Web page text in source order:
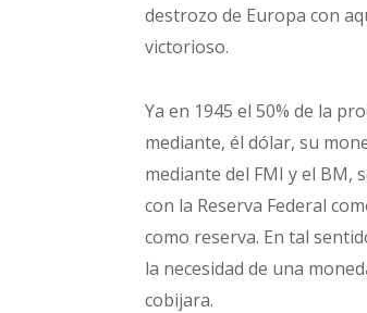
destrozo de Europa con
victorioso.
Ya en 1945 el 50% de la
mediante, él dólar, su
mediante del FMI y el BM,
con la Reserva Federal
como reserva. En tal
la necesidad de una
cobijara.